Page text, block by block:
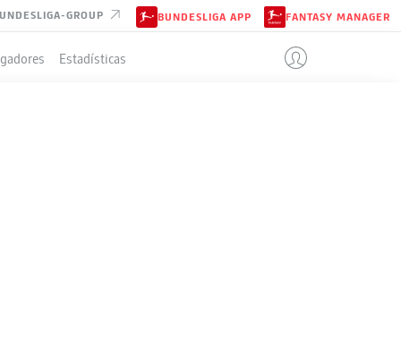
GROUP BUNDESLIGA APP FANTASY MANAGER
Estadísticas